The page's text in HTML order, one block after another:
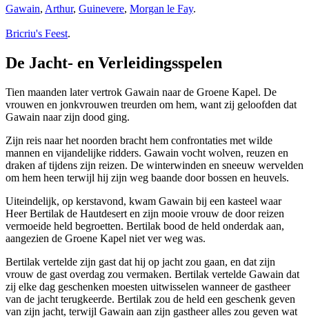
Gawain, Arthur, Guinevere, Morgan le Fay.
Bricriu's Feest.
De Jacht- en Verleidingsspelen
Tien maanden later vertrok Gawain naar de Groene Kapel. De
vrouwen en jonkvrouwen treurden om hem, want zij geloofden dat
Gawain naar zijn dood ging.
Zijn reis naar het noorden bracht hem confrontaties met wilde
mannen en vijandelijke ridders. Gawain vocht wolven, reuzen en
draken af tijdens zijn reizen. De winterwinden en sneeuw wervelden
om hem heen terwijl hij zijn weg baande door bossen en heuvels.
Uiteindelijk, op kerstavond, kwam Gawain bij een kasteel waar
Heer Bertilak de Hautdesert en zijn mooie vrouw de door reizen
vermoeide held begroetten. Bertilak bood de held onderdak aan,
aangezien de Groene Kapel niet ver weg was.
Bertilak vertelde zijn gast dat hij op jacht zou gaan, en dat zijn
vrouw de gast overdag zou vermaken. Bertilak vertelde Gawain dat
zij elke dag geschenken moesten uitwisselen wanneer de gastheer
van de jacht terugkeerde. Bertilak zou de held een geschenk geven
van zijn jacht, terwijl Gawain aan zijn gastheer alles zou geven wat